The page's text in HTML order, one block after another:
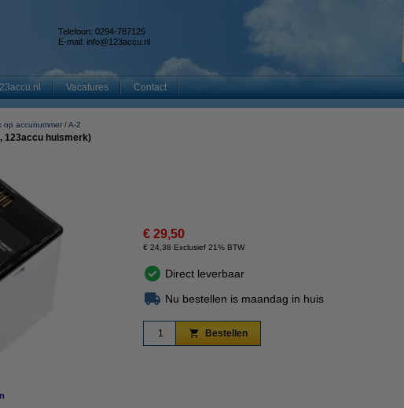
Telefoon: 0294-787125
E-mail: info@123accu.nl
Vacatures Contact
op accunummer A-2
123accu huismerk)
€ 29,50
€ 24,38 Exclusief 21% BTW
Direct leverbaar
Nu bestellen is maandag in huis
Bestellen